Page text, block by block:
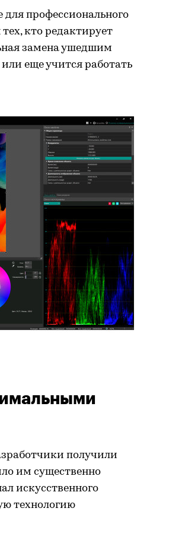
профессионального
кто редактирует
замена ушедшим
еще учится работать
получили
им существенно
искусственного
технологию